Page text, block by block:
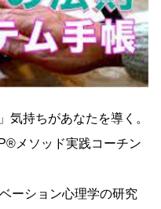
気持ちがあなたを導く。
メソッド実践コーチン
ーション心理学の研究